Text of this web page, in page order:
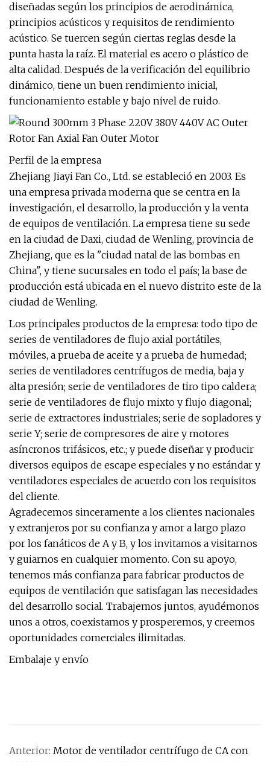
diseñadas según los principios de aerodinámica,
principios acústicos y requisitos de rendimiento
acústico. Se tuercen según ciertas reglas desde la
punta hasta la raíz. El material es acero o plástico de
alta calidad. Después de la verificación del equilibrio
dinámico, tiene un buen rendimiento inicial,
funcionamiento estable y bajo nivel de ruido.
Perfil de la empresa
Zhejiang Jiayi Fan Co., Ltd. se estableció en 2003. Es
una empresa privada moderna que se centra en la
investigación, el desarrollo, la producción y la venta
de equipos de ventilación. La empresa tiene su sede
en la ciudad de Daxi, ciudad de Wenling, provincia de
Zhejiang, que es la "ciudad natal de las bombas en
China", y tiene sucursales en todo el país; la base de
producción está ubicada en el nuevo distrito este de la
ciudad de Wenling.
Los principales productos de la empresa: todo tipo de
series de ventiladores de flujo axial portátiles,
móviles, a prueba de aceite y a prueba de humedad;
series de ventiladores centrífugos de media, baja y
alta presión; serie de ventiladores de tiro tipo caldera;
serie de ventiladores de flujo mixto y flujo diagonal;
serie de extractores industriales; serie de sopladores y
serie Y; serie de compresores de aire y motores
asíncronos trifásicos, etc.; y puede diseñar y producir
diversos equipos de escape especiales y no estándar y
ventiladores especiales de acuerdo con los requisitos
del cliente.
Agradecemos sinceramente a los clientes nacionales
y extranjeros por su confianza y amor a largo plazo
por los fanáticos de A y B, y los invitamos a visitarnos
y guiarnos en cualquier momento. Con su apoyo,
tenemos más confianza para fabricar productos de
equipos de ventilación que satisfagan las necesidades
del desarrollo social. Trabajemos juntos, ayudémonos
unos a otros, coexistamos y prosperemos, y creemos
oportunidades comerciales ilimitadas.
Embalaje y envío
Anterior: Motor de ventilador centrífugo de CA con